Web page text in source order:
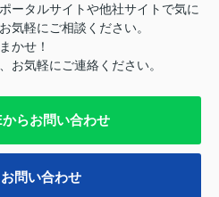
ータルサイトや他社サイトで気に
気軽にご相談ください。
かせ！
お気軽にご連絡ください。
らお問い合わせ
お問い合わせ